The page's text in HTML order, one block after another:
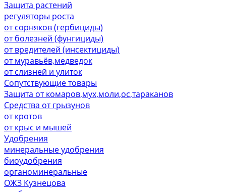
Защита растений
регуляторы роста
от сорняков (гербициды)
от болезней (фунгициды)
от вредителей (инсектициды)
от муравьёв,медведок
от слизней и улиток
Сопутствующие товары
Защита от комаров,мух,моли,ос,тараканов
Средства от грызунов
от кротов
от крыс и мышей
Удобрения
минеральные удобрения
биоудобрения
органоминеральные
ОЖЗ Кузнецова